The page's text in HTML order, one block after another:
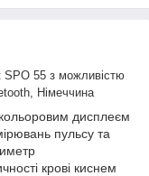
55 з можливістю
Німеччина
дисплеєм
пульсу та
крові киснем